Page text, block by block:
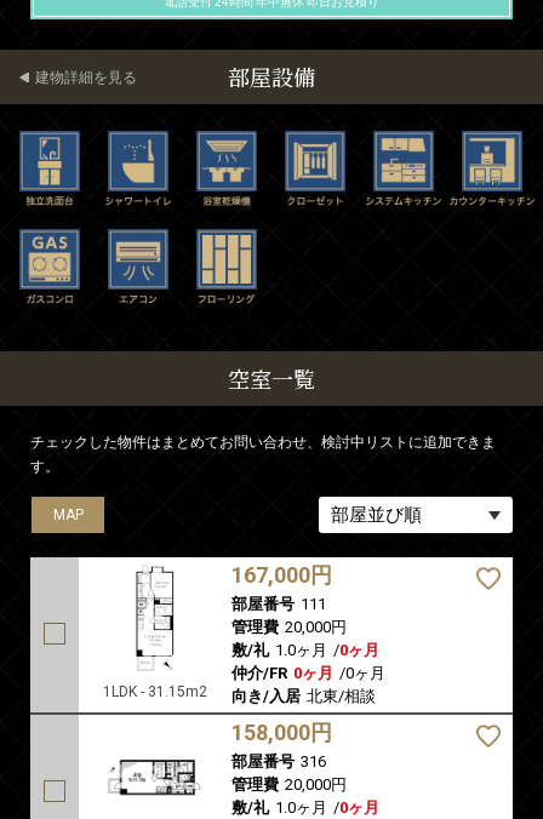
部屋設備
建物詳細を見る
空室一覧
チェックした物件はまとめてお問い合わせ、検討中リストに追加できま
す。
MAP
1LDK - 31.15m2
167,000円
部屋番号 111
管理費 20,000円
敷/礼 1.0ヶ月 /0ヶ月
仲介/FR 0ヶ月 /0ヶ月
向き/入居 北東/相談
MAP
158,000円
部屋番号 316
管理費 20,000円
敷/礼 1.0ヶ月 /0ヶ月
MAP